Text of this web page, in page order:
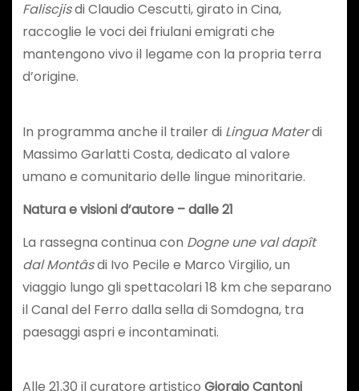
Faliscjisdi Claudio Cescutti, girato in Cina,
raccoglie le voci dei friulani emigrati che
mantengono vivo il legame con la propria terra
d’origine.
In programma anche il trailer di Lingua Materdi
Massimo Garlatti Costa, dedicato al valore
umano e comunitario delle lingue minoritarie.
Natura e visioni d’autore – dalle 21
La rassegna continua con Dogne une val dapît
dal Montâsdi Ivo Pecile e Marco Virgilio, un
viaggio lungo gli spettacolari 18 km che separano
il Canal del Ferro dalla sella di Somdogna, tra
paesaggi aspri e incontaminati.
Alle 21.30 il curatore artistico Giorgio Cantoni